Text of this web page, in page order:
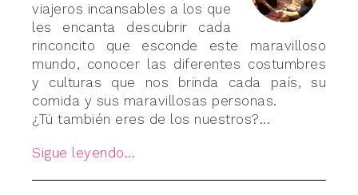
viajeros incansables a los que
les encanta descubrir cada
rinconcito que esconde este maravilloso
mundo, conocer las diferentes costumbres
y culturas que nos brinda cada país, su
comida y sus maravillosas personas.
¿Tú también eres de los nuestros?...
Sigue leyendo...